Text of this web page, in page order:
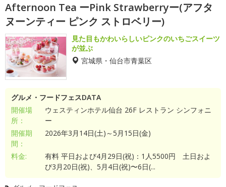
Afternoon Tea ーPink Strawberryー(アフタ
ヌーンティー ピンク ストロベリー)
見た目もかわいらしいピンクのいちごスイーツ
が並ぶ
宮城県・仙台市青葉区
グルメ・フードフェスDATA
開催場
所：
ウェスティンホテル仙台 26F レストラン シンフォニ
ー
開催期
間：
2026年3月14日(土)～5月15日(金)
料金:
有料 平日および4月29日(祝)：1人5500円 土日およ
び3月20日(祝)、5月4日(祝)〜6日(...